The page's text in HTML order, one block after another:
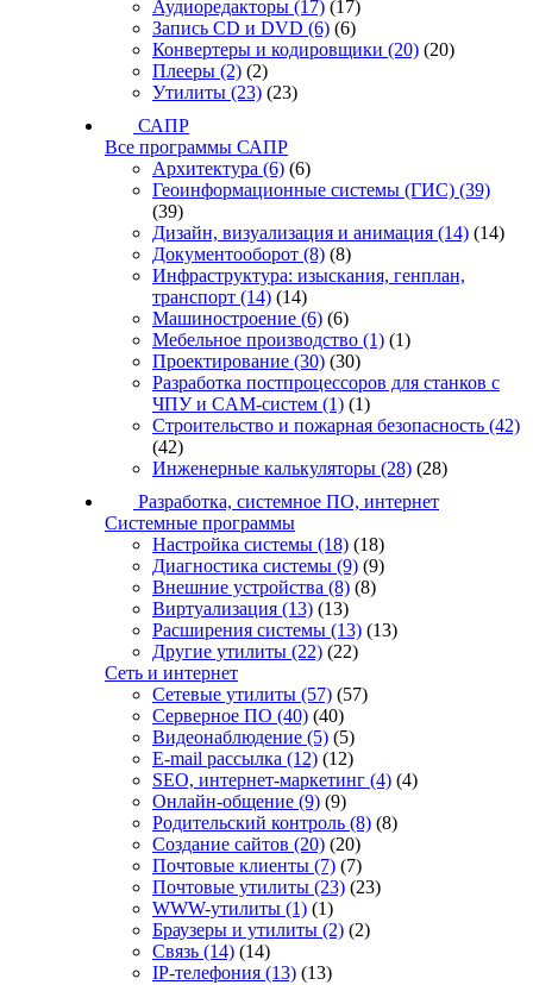
Аудиоредакторы (17) (17)
Запись CD и DVD (6) (6)
Конвертеры и кодировщики (20) (20)
Плееры (2) (2)
Утилиты (23) (23)
САПР
Все программы САПР
Архитектура (6) (6)
Геоинформационные системы (ГИС) (39)
(39)
Дизайн, визуализация и анимация (14) (14)
Документооборот (8) (8)
Инфраструктура: изыскания, генплан,
транспорт (14) (14)
Машиностроение (6) (6)
Мебельное производство (1) (1)
Проектирование (30) (30)
Разработка постпроцессоров для станков с
ЧПУ и CAM-систем (1) (1)
Строительство и пожарная безопасность (42)
(42)
Инженерные калькуляторы (28) (28)
Разработка, системное ПО, интернет
Системные программы
Настройка системы (18) (18)
Диагностика системы (9) (9)
Внешние устройства (8) (8)
Виртуализация (13) (13)
Расширения системы (13) (13)
Другие утилиты (22) (22)
Сеть и интернет
Сетевые утилиты (57) (57)
Серверное ПО (40) (40)
Видеонаблюдение (5) (5)
E-mail рассылка (12) (12)
SEO, интернет-маркетинг (4) (4)
Онлайн-общение (9) (9)
Родительский контроль (8) (8)
Создание сайтов (20) (20)
Почтовые клиенты (7) (7)
Почтовые утилиты (23) (23)
WWW-утилиты (1) (1)
Браузеры и утилиты (2) (2)
Связь (14) (14)
IP-телефония (13) (13)